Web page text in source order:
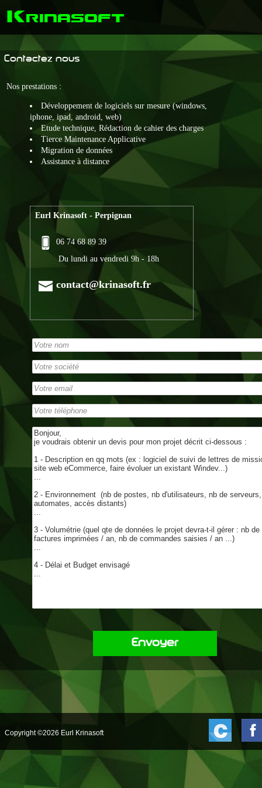
Krinasoft
Contactez nous
Nos prestations :
Développement de logiciels sur mesure (windows,
iphone, ipad, android, web)
Etude technique, Rédaction de cahier des charges
Tierce Maintenance Applicative
Migration de données
Assistance à distance
Eurl Krinasoft - Perpignan
06 74 68 89 39
Du lundi au vendredi 9h - 18h
contact@krinasoft.fr
Envoyer
Copyright ©2026 Eurl Krinasoft